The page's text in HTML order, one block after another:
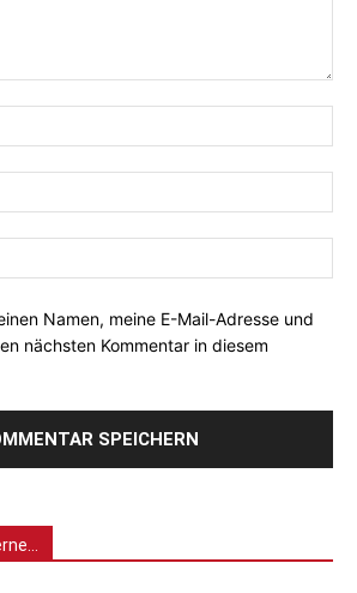
Namen, meine E-Mail-Adresse und
nächsten Kommentar in diesem